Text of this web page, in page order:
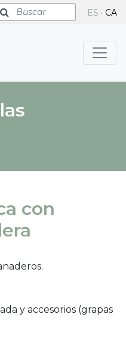
Buscar
ES · CA
con
y accesorios (grapas